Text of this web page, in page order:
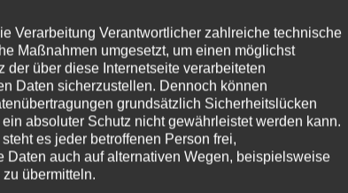
72,6 mm
72.6
108 mm
800
Verarbeitung Verantwortlicher zahlreiche technische
Maßnahmen umgesetzt, um einen möglichst
der über diese Internetseite verarbeiteten
Daten sicherzustellen. Dennoch können
grundsätzlich Sicherheitslücken
absoluter Schutz nicht gewährleistet werden kann.
es jeder betroffenen Person frei,
Daten auch auf alternativen Wegen, beispielsweise
übermitteln.